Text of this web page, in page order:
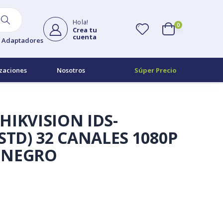
Adaptadores
Hola!
Crea tu
cuenta
0
Nosotros Súper Precio
IDS-
32 CANALES 1080P